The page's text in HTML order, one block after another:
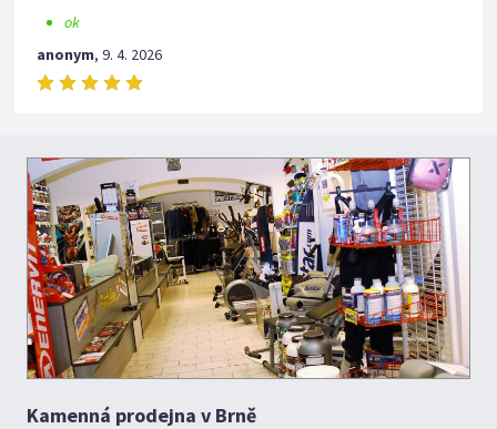
ok
anonym,9. 4. 2026
Kamenná prodejna v Brně